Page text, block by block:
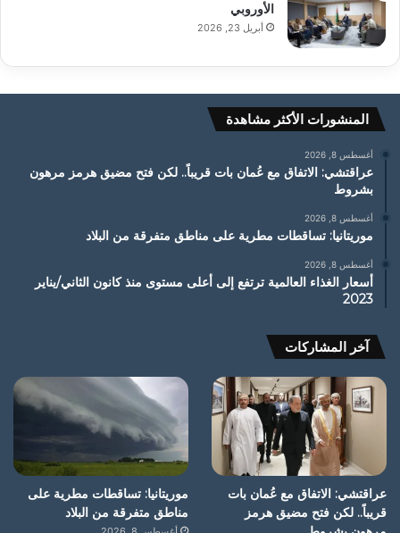
الأوروبي
أبريل 23, 2026
المنشورات الأكثر مشاهدة
أغسطس 8, 2026
عراقتشي: الاتفاق مع عُمان بات قريباً.. لكن فتح مضيق هرمز مرهون
بشروط
أغسطس 8, 2026
موريتانيا: تساقطات مطرية على مناطق متفرقة من البلاد
أغسطس 8, 2026
أسعار الغذاء العالمية ترتفع إلى أعلى مستوى منذ كانون الثاني/يناير
2023
آخر المشاركات
عراقتشي: الاتفاق مع عُمان بات
قريباً.. لكن فتح مضيق هرمز
موريتانيا: تساقطات مطرية على
مناطق متفرقة من البلاد